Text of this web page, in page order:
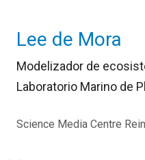
Lee de Mora
Modelizador de
Laboratorio Marino de
Science Media Centre